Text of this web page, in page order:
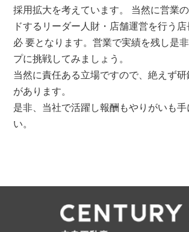
採用拡大を考えています。 当然に営業
ドするリーダー人財・店舗運営を行う
必 要となります。営業で実績を残し是
プに挑戦してみましょう。
当然に責任ある立場ですので、絶えず
があります。
是非、当社で活躍し報酬もやりがいも手
い。